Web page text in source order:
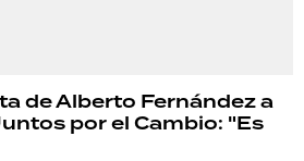
de Alberto Fernández a
por el Cambio: "Es